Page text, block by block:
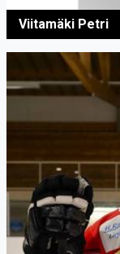
Viitamäki Petri